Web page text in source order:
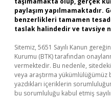
paylaşım yapılmamaktadır.
benzerlikleri tamamen
taslak halindedir ve tavsiye
Sitemiz, 5651 Sayılı Kanun
Kurumu (BTK) tarafından
vermektedir. Bu nedenle,
veya araştırma
yazdıkları içeriklerin
bu sorumluluğu kabul etmiş